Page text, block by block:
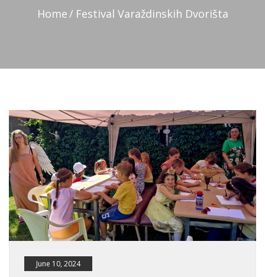
Home Festival Varaždinskih Dvorišta
June 10, 2024